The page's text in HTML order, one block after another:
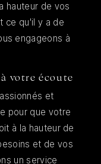
hauteur de vos
ce qu'il y a de
engageons à
votre écoute
et
pour que votre
à la hauteur de
et de vos
un service